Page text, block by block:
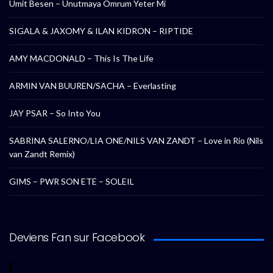
Umit Besen – Unutmaya Omrum Yeter Mi
SIGALA & JAXOMY & ILAN KIDRON – RIPTIDE
AMY MACDONALD – This Is The Life
ARMIN VAN BUUREN/SACHA – Everlasting
JAY PSAR – So Into You
SABRINA SALERNO/LIA ONE/NILS VAN ZANDT – Love in Rio (Nils
van Zandt Remix)
GIMS – PWR SON ETE – SOLEIL
Deviens Fan sur Facebook